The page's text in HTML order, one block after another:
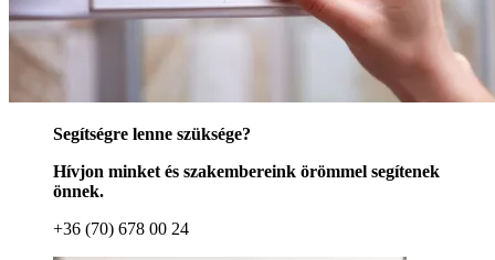
Segítségre lenne szüksége?
Hívjon minket és szakembereink örömmel segítenek
önnek.
+36 (70) 678 00 24